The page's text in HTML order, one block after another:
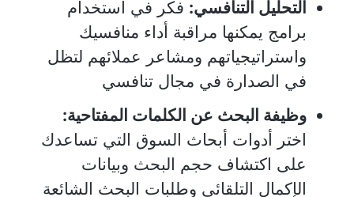
التحليل التنافسي: فكر في استخدام
برامج يمكنها مراقبة أداء منافسيك
واستراتيجياتهم ومشاعر عملائهم لتظل
في الصدارة في مجال تنافسي
وظيفة البحث عن الكلمات المفتاحية:
اختر أدوات أبحاث السوق التي تساعدك
على اكتشاف حجم البحث وبيانات
الإكمال التلقائي وطلبات البحث الشائعة